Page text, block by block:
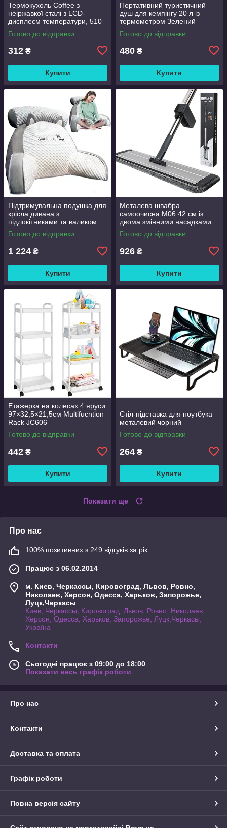
Термокухоль Coffee з
неіржавкої сталі з LCD-
дисплеєм температури, 510
мл Чорний
Готово до відправки
312 ₴
Купити
Портативний туристичний
душ для кемпінгу 20 л із
термометром Зелений
Готово до відправки
480 ₴
Купити
Підтримувальна подушка для
крісла дивана з
підлокітниками та валиком
Good Lucky
Готово до відправки
1 224 ₴
Купити
Металева швабра
самоочисна M06 42 см із
двома змінними насадками
Готово до відправки
926 ₴
Купити
Етажерка на колесах 4 яруси
97×32,5×21,5см Multifucntion
Rack JC606
Готово до відправки
442 ₴
Купити
Стіл-підставка для ноутбука
металевий чорний
Готово до відправки
264 ₴
Купити
Показати ще
Про нас
100% позитивних з 249 відгуків за рік
Працює з 06.02.2014
м. Киев, Черкассы, Кировоград, Львов, Ровно,
Николаев, Херсон, Одесса, Харьков, Запорожье,
Луцк,Черкасы
Киев, Черкассы, Кировоград, Львов, Ровно, Николаев,
Херсон, Одесса, Харьков, Запорожье, Луцк,Черкасы,
Україна
Контакти
Сьогодні працює з 09:00 до 18:00
Показати весь графік роботи
Про нас
Контакти
Доставка та оплата
Графік роботи
Повна версія сайту